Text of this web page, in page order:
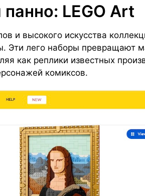
LEGO Art
и высокого искусства
Эти лего наборы превращают
как реплики известных
комиксов.